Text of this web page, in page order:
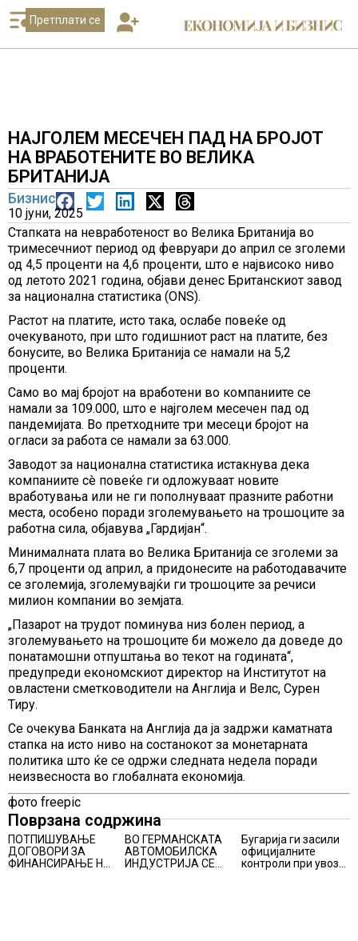
Претплати се
НАЈГОЛЕМ МЕСЕЧЕН ПАД НА БРОЈОТ
НА ВРАБОТЕНИТЕ ВО ВЕЛИКА
БРИТАНИЈА
Бизнис
10 јуни, 2025
Стапката на невработеност во Велика Британија во
тримесечниот период од февруари до април се зголеми
од 4,5 проценти на 4,6 проценти, што е највисоко ниво
од летото 2021 година, објави денес Британскиот завод
за национална статистика (ONS).
Растот на платите, исто така, ослабе повеќе од
очекуваното, при што годишниот раст на платите, без
бонусите, во Велика Британија се намали на 5,2
проценти.
Само во мај бројот на вработени во компаниите се
намали за 109.000, што е најголем месечен пад од
пандемијата. Во претходните три месеци бројот на
огласи за работа се намали за 63.000.
Заводот за национална статистика истакнува дека
компаниите сè повеќе ги одложуваат новите
вработувања или не ги пополнуваат празните работни
места, особено поради зголемувањето на трошоците за
работна сила, објавува „Гардијан“.
Минималната плата во Велика Британија се зголеми за
6,7 проценти од април, а придонесите на работодавачите
се зголемија, зголемувајќи ги трошоците за речиси
милион компании во земјата.
„Пазарот на трудот поминува низ болен период, а
зголемувањето на трошоците би можело да доведе до
понатамошни отпуштања во текот на годината“,
предупреди економскиот директор на Институтот на
овластени сметководители на Англија и Велс, Сурен
Тиру.
Се очекува Банката на Англија да ја задржи каматната
стапка на исто ниво на состанокот за монетарната
политика што ќе се одржи следната недела поради
неизвесноста во глобалната економија.
фото freepic
Поврзана содржина
ПОТПИШУВАЊЕ
ДОГОВОРИ ЗА
ФИНАНСИРАЊЕ НА
ВО ГЕРМАНСКАТА
АВТОМОБИЛСКА
ИНДУСТРИЈА СЕ
Бугарија ги засили
официјалните
контроли при увоз